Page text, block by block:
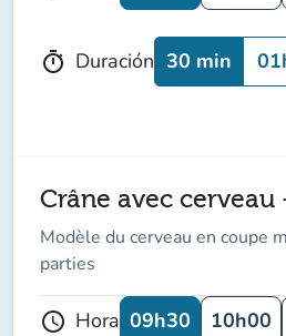
timer Duración 30 min
Crâne avec cerveau
Modèle du cerveau en coupe
parties
schedule Hora 09h30 10h00